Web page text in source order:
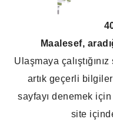
Maalesef,
Ulaşmaya
artık geçerli
sayfayı denemek
site